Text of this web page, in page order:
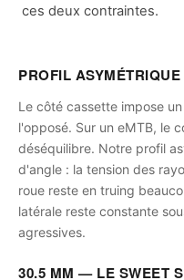
ces deux contraintes.
PROFIL
Le côté cassette impose
l'opposé. Sur un eMTB, le
déséquilibre. Notre profil
d'angle : la tension des
roue reste en truing
latérale reste constante
agressives.
30.5 MM — LE SWEET